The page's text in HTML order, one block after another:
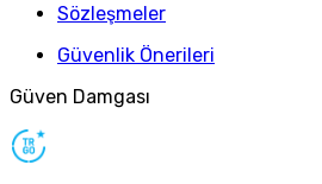
Sözleşmeler
Güvenlik Önerileri
Güven Damgası